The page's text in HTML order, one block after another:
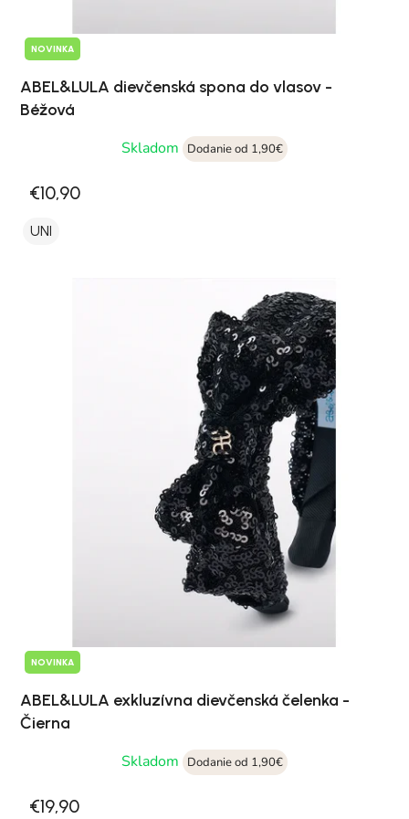
NOVINKA
ABEL&LULA dievčenská spona do vlasov -
Béžová
Skladom
Dodanie od 1,90€
€10,90
UNI
NOVINKA
ABEL&LULA exkluzívna dievčenská čelenka -
Čierna
Skladom
Dodanie od 1,90€
€19,90